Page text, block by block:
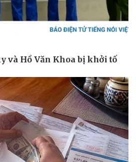
Công nghệ
Sành điệu
Tin Công nghệ
Trải nghiệm
Chuyển đổi số